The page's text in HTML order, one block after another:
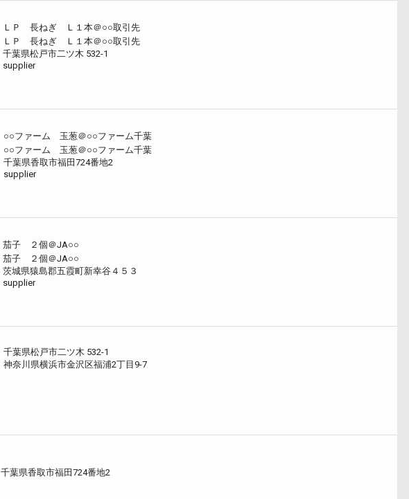
ＬＰ 長ねぎ Ｌ１本＠○○取引先
ＬＰ 長ねぎ Ｌ１本＠○○取引先
千葉県松戸市二ツ木 532-1
supplier
○○ファーム 玉葱＠○○ファーム千葉
○○ファーム 玉葱＠○○ファーム千葉
千葉県香取市福田724番地2
supplier
茄子 ２個＠JA○○
茄子 ２個＠JA○○
茨城県猿島郡五霞町新幸谷４５３
supplier
千葉県松戸市二ツ木 532-1
神奈川県横浜市金沢区福浦2丁目9-7
千葉県香取市福田724番地2